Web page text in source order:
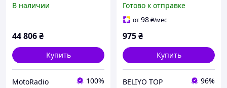
AES-256
В наличии
44 806₴
Купить
MotoRadio 100%
125 см, складная
тактическая Антенна VHF
Готово к отправке
от98₴/мес
975₴
Купить
BELIYO TOP 96%